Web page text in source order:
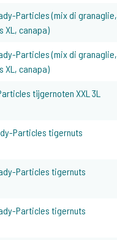
Particles (mix di granaglie,
XL, canapa)
Particles (mix di granaglie,
XL, canapa)
tijgernoten XXL 3L
Particles tigernuts
Particles tigernuts
Particles tigernuts